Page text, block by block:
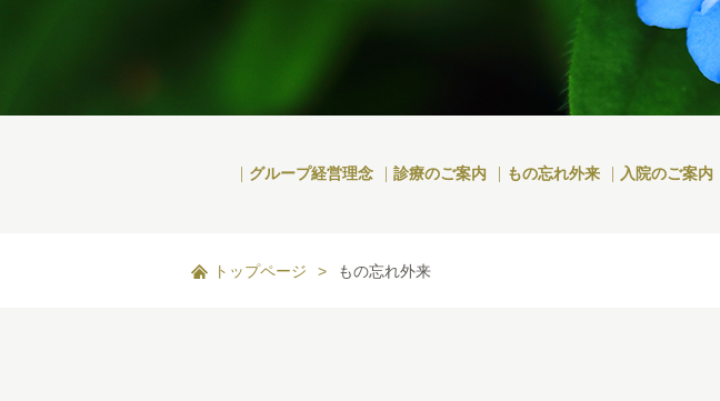
グループ経営理念 診療のご案内 もの忘れ外来 入院のご案内
トップページ > もの忘れ外来